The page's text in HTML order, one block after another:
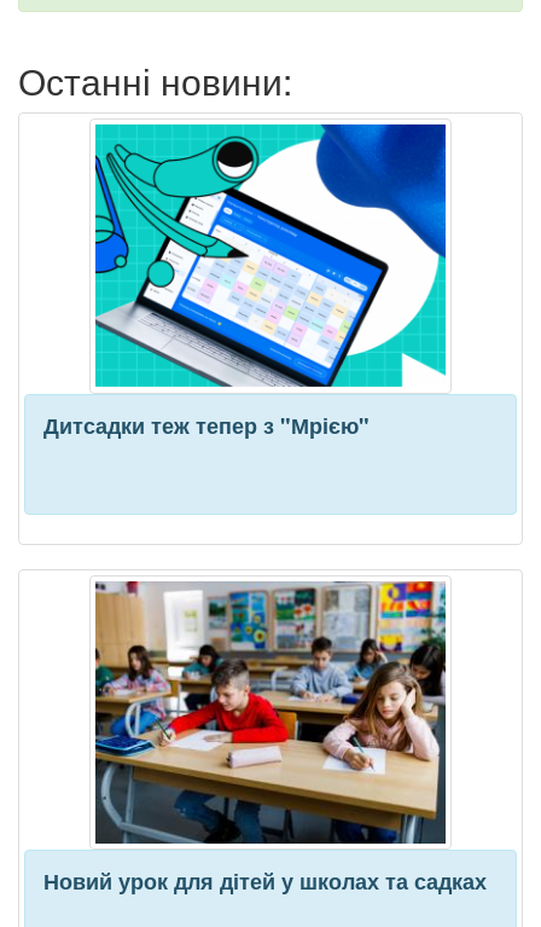
Останні новини:
Дитсадки теж тепер з "Мрією"
Новий урок для дітей у школах та садках